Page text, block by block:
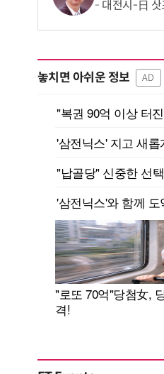
대전시-日
놓치면 아쉬운 정보 AD